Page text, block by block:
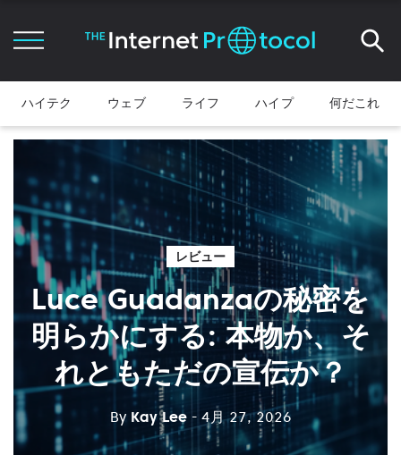
ハイテク ウェブ ライフ ハイプ 何だこれ
レビュー
Luce Guadanzaの秘密を
明らかにする: 本物か、そ
れともただの宣伝か？
By Kay Lee - 4月 27, 2026